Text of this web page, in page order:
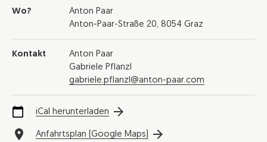
Wo?
Anton Paar
Anton-Paar-Straße 20, 8054 Graz
Kontakt
Anton Paar
Gabriele Pflanzl
gabriele.pflanzl@anton-paar.com
iCal herunterladen
Anfahrtsplan (Google Maps)